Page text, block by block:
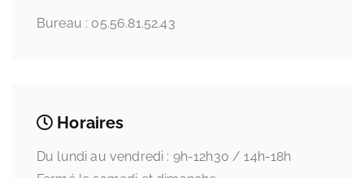
Bureau : 05.56.81.52.43
Horaires
Du lundi au vendredi : 9h-12h30 / 14h-18h